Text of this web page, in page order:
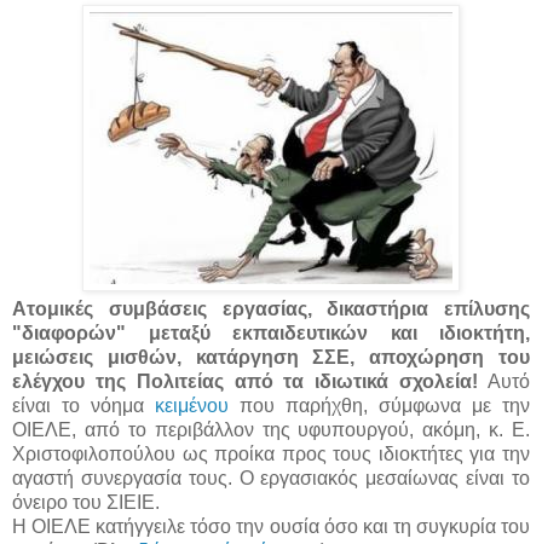
Ατομικές συμβάσεις εργασίας, δικαστήρια επίλυσης
"διαφορών" μεταξύ εκπαιδευτικών και ιδιοκτήτη,
μειώσεις μισθών, κατάργηση ΣΣΕ, αποχώρηση του
ελέγχου της Πολιτείας από τα ιδιωτικά σχολεία! Αυτό
είναι το νόημα κειμένου που παρήχθη, σύμφωνα με την
ΟΙΕΛΕ, από το περιβάλλον της υφυπουργού, ακόμη, κ. Ε.
Χριστοφιλοπούλου ως προίκα προς τους ιδιοκτήτες για την
αγαστή συνεργασία τους. Ο εργασιακός μεσαίωνας είναι το
όνειρο του ΣΙΕΙΕ.
Η ΟΙΕΛΕ κατήγγειλε τόσο την ουσία όσο και τη συγκυρία του